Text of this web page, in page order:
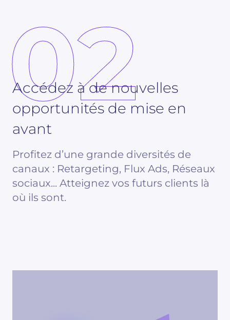
02
Accédez à de nouvelles
opportunités de mise en
avant
Profitez d’une grande diversités de
canaux : Retargeting, Flux Ads, Réseaux
sociaux... Atteignez vos futurs clients là
où ils sont.